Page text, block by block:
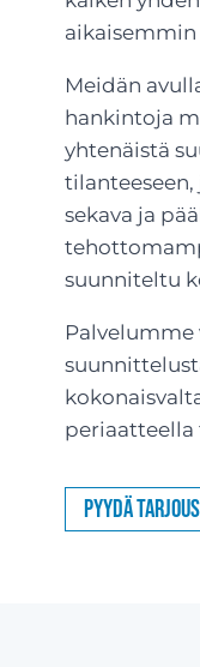
Meidän
hankintoja
yhtenäistä
sekava ja
suunniteltu
periaatteella
Pyydä tarjous